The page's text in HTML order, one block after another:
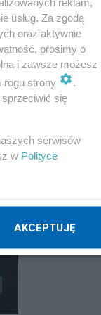
Rok z
USA i
usług. Za zgodą
oraz aktywnie
prosimy o
i zawsze możesz
rogu strony
.
się
serwisów
w Polityce
AKCEPTUJĘ